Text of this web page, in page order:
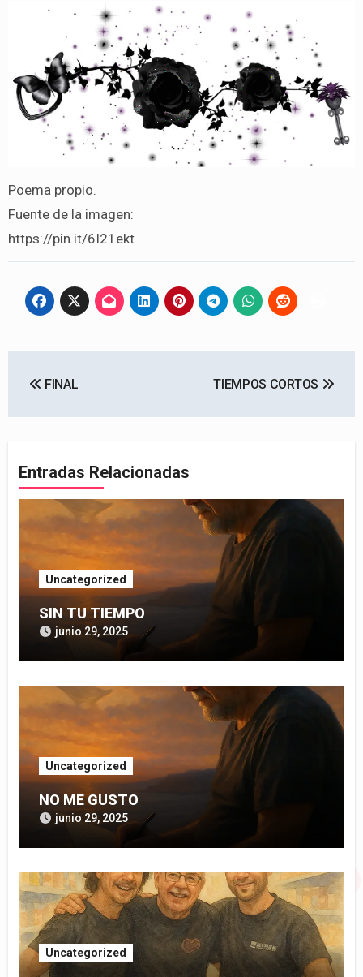
Poema propio.
Fuente de la imagen:
https://pin.it/6I21ekt
de
FINAL TIEMPOS CORTOS
Entradas Relacionadas
Uncategorized
SIN TU TIEMPO
junio 29, 2025
Uncategorized
NO ME GUSTO
junio 29, 2025
Uncategorized